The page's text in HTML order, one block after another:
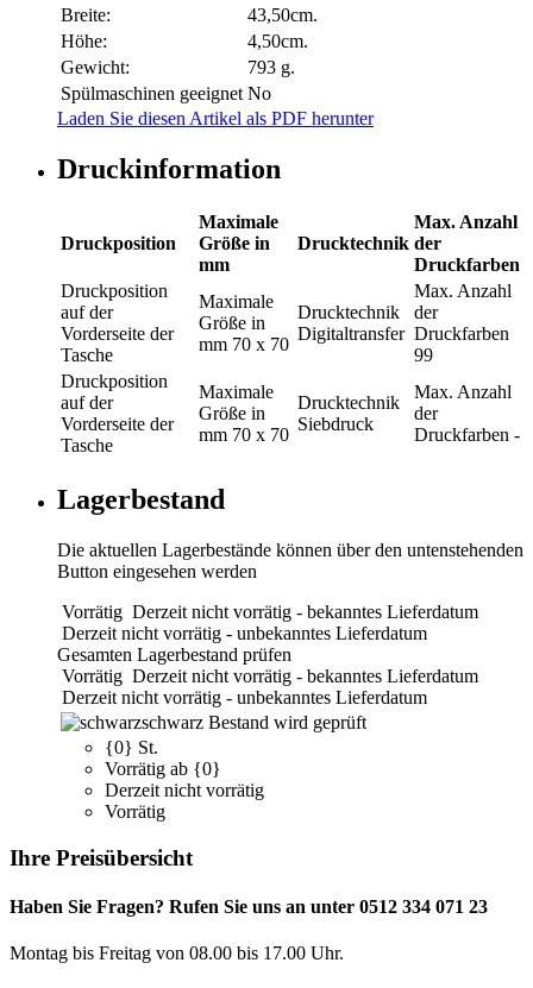
Breite:
43,50cm.
Höhe:
4,50cm.
Gewicht:
793 g.
Spülmaschinen geeignet No
Laden Sie diesen Artikel als PDF herunter
Druckinformation
Druckposition
Maximale
Größe in
mm
Drucktechnik
Max. Anzahl
der
Druckfarben
Druckposition
auf der
Vorderseite der
Tasche
Maximale
Größe in
mm 70 x 70
Drucktechnik
Digitaltransfer
Max. Anzahl
der
Druckfarben
99
Druckposition
auf der
Vorderseite der
Tasche
Maximale
Größe in
mm 70 x 70
Drucktechnik
Siebdruck
Max. Anzahl
der
Druckfarben -
Lagerbestand
Die aktuellen Lagerbestände können über den untenstehenden
Button eingesehen werden
Vorrätig Derzeit nicht vorrätig - bekanntes Lieferdatum
Derzeit nicht vorrätig - unbekanntes Lieferdatum
Gesamten Lagerbestand prüfen
Vorrätig Derzeit nicht vorrätig - bekanntes Lieferdatum
Derzeit nicht vorrätig - unbekanntes Lieferdatum
schwarz Bestand wird geprüft
{0} St.
Vorrätig ab {0}
Derzeit nicht vorrätig
Vorrätig
Ihre Preisübersicht
Haben Sie Fragen? Rufen Sie uns an unter 0512 334 071 23
Montag bis Freitag von 08.00 bis 17.00 Uhr.